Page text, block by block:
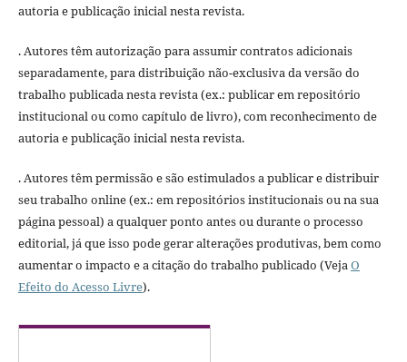
autoria e publicação inicial nesta revista.
. Autores têm autorização para assumir contratos adicionais
separadamente, para distribuição não-exclusiva da versão do
trabalho publicada nesta revista (ex.: publicar em repositório
institucional ou como capítulo de livro), com reconhecimento de
autoria e publicação inicial nesta revista.
. Autores têm permissão e são estimulados a publicar e distribuir
seu trabalho online (ex.: em repositórios institucionais ou na sua
página pessoal) a qualquer ponto antes ou durante o processo
editorial, já que isso pode gerar alterações produtivas, bem como
aumentar o impacto e a citação do trabalho publicado (VejaO
Efeito do Acesso Livre).